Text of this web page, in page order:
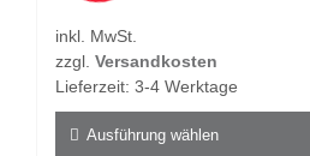
inkl. MwSt.
zzgl. Versandkosten
Lieferzeit: 3-4 Werktage
Ausführung wählen